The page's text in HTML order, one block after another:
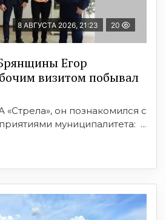
8 АВГУСТА 2026, 21:23 20
Егор
визитом побывал
он познакомился с
муниципалитета: ...